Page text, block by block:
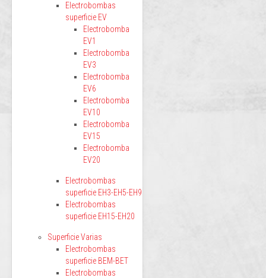
Electrobombas
superficie EV
Electrobomba
EV1
Electrobomba
EV3
Electrobomba
EV6
Electrobomba
EV10
Electrobomba
EV15
Electrobomba
EV20
Electrobombas
superficie EH3-EH5-EH9
Electrobombas
superficie EH15-EH20
Superficie Varias
Electrobombas
superficie BEM-BET
Electrobombas